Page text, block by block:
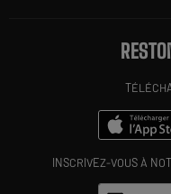
INSCRIVEZ-VOUS À